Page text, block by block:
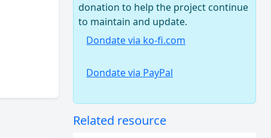
donation to help the project continue
to maintain and update.
Dondate via ko-fi.com
Dondate via PayPal
Related resource